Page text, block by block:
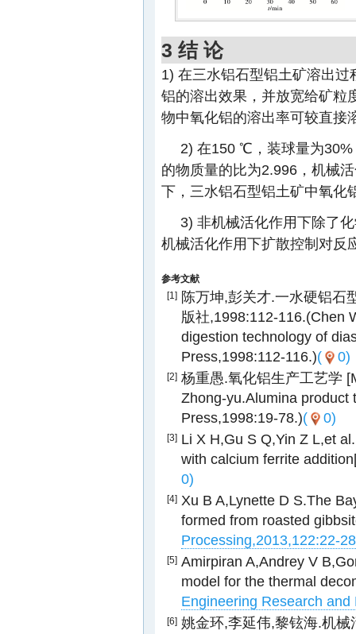
3 结 论
1) 在三水铝石型铝土矿溶出
铝的溶出效果，并放宽给矿粒
物中氧化铝的溶出率可较直接
2) 在150 ℃，装球量为
的物质量的比为2.996，机械
下，三水铝石型铝土矿中氧化
3) 非机械活化作用下除了
机械活化作用下扩散控制对反
参考文献
[1]
陈万坤,彭关才.一水硬铝石
版社,1998:112-116.(Chen
digestion technology of
Press,1998:112-116.)( 0)
[2] 杨重愚.氧化铝生产工艺学
Zhong-yu.Alumina product
Press,1998:19-78.)( 0)
[3] Li X H,Gu S Q,Yin Z L,et
with calcium ferrite
0)
[4] Xu B A,Lynette D S.The
formed from roasted
Processing,2013,122:22-28
[5] Amirpiran A,Andrey V
model for the thermal
Engineering Research
[6] 姚金环,李延伟,黎铉海.机